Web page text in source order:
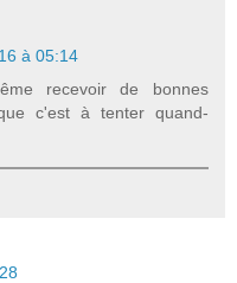
à 05:14
recevoir de bonnes
c'est à tenter quand-